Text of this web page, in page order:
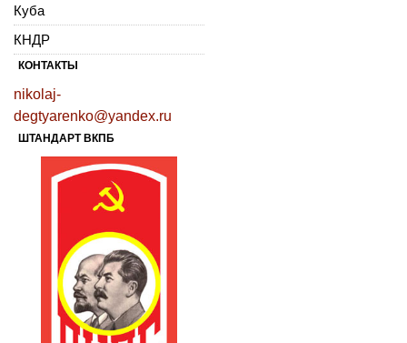
Куба
КНДР
КОНТАКТЫ
nikolaj-
degtyarenko@yandex.ru
ШТАНДАРТ ВКПБ